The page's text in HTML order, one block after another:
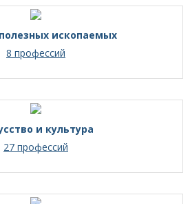
ископаемых
8 профессий
и культура
27 профессий